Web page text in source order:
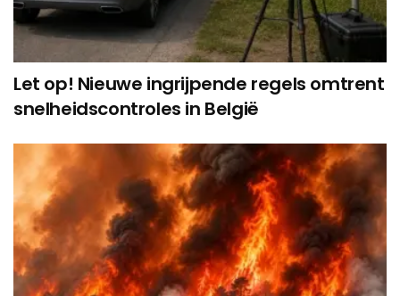
Let op! Nieuwe ingrijpende regels omtrent
snelheidscontroles in België